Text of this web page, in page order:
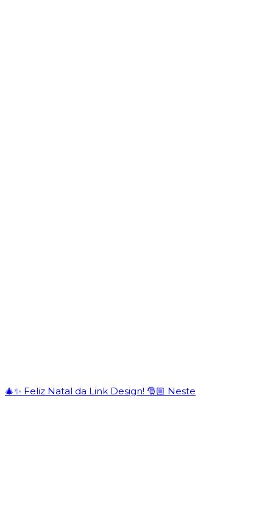
🎄✨ Feliz Natal da Link Design! 🎅🏼 Neste